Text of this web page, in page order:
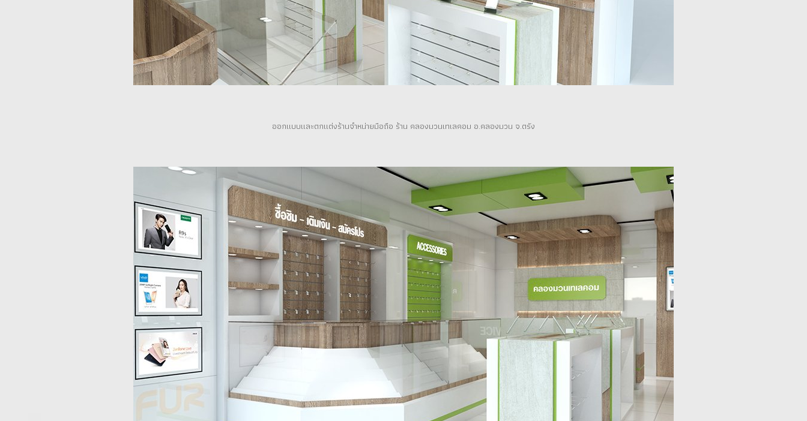
ออกแบบและตกแต่งร้านจำหน่ายมือถือ ร้าน คลองมวนเทเลคอม อ.คลองมวน จ.ตรัง